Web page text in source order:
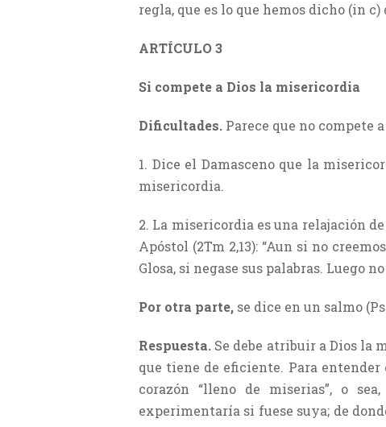
regla, que es lo que hemos dicho (in
ARTÍCULO 3
Si compete a Dios la misericordia
Dificultades. Parece que no compete
1. Dice el Damasceno que la
misericordia.
2. La misericordia es una relajación
Apóstol (2Tm 2,13): “Aun si no
Glosa, si negase sus palabras. Luego
Por otra parte, se dice en un salmo
Respuesta. Se debe atribuir a Dios la
que tiene de eficiente. Para
corazón “lleno de miserias”, o
experimentaría si fuese suya; de